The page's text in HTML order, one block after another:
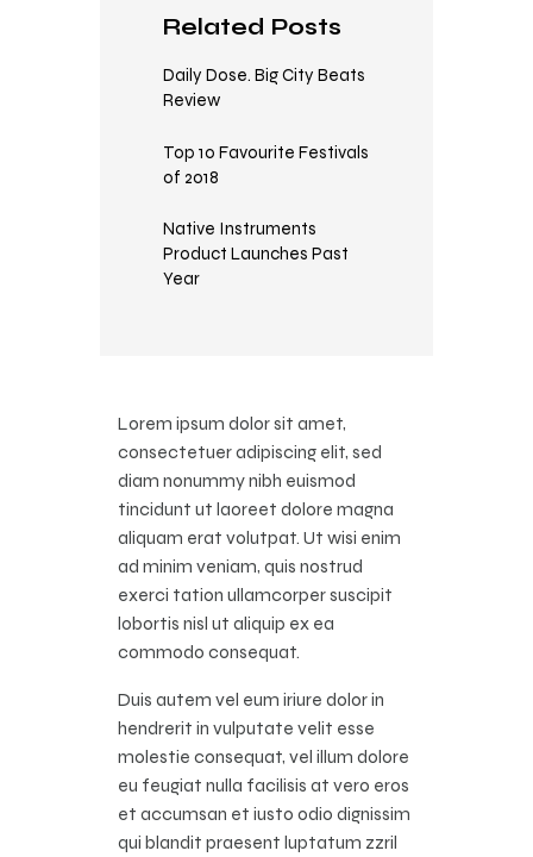
Related Posts
Daily Dose. Big City Beats
Review
Top 10 Favourite Festivals
of 2018
Native Instruments
Product Launches Past
Year
Lorem ipsum dolor sit amet,
consectetuer adipiscing elit, sed
diam nonummy nibh euismod
tincidunt ut laoreet dolore magna
aliquam erat volutpat. Ut wisi enim
ad minim veniam, quis nostrud
exerci tation ullamcorper suscipit
lobortis nisl ut aliquip ex ea
commodo consequat.
Duis autem vel eum iriure dolor in
hendrerit in vulputate velit esse
molestie consequat, vel illum dolore
eu feugiat nulla facilisis at vero eros
et accumsan et iusto odio dignissim
qui blandit praesent luptatum zzril